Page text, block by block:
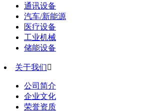
通讯设备
汽车/新能源
医疗设备
工业机械
储能设备
关于我们
公司简介
企业文化
荣誉资质